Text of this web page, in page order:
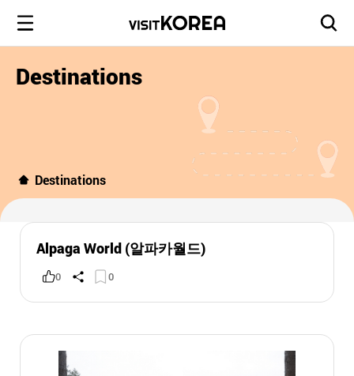
Destinations
Destinations
Alpaga World (알파카월드)
0 0